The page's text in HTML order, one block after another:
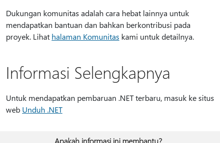
Dukungan komunitas adalah cara hebat lainnya untuk
mendapatkan bantuan dan bahkan berkontribusi pada
proyek. Lihat halaman Komunitas kami untuk detailnya.
Informasi Selengkapnya
Untuk mendapatkan pembaruan .NET terbaru, masuk ke situs
web Unduh .NET
Apakah informasi ini membantu?